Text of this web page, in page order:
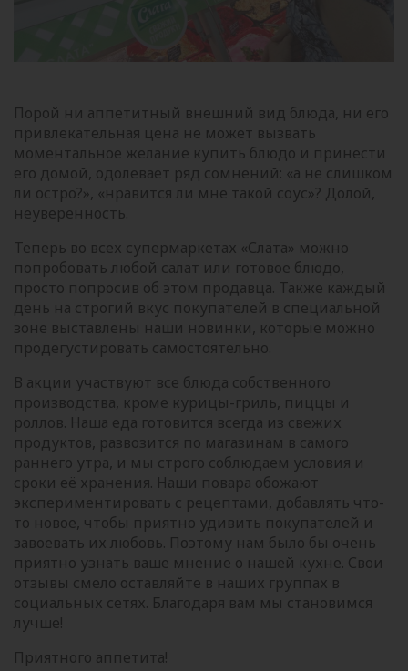
Порой ни аппетитный внешний вид блюда, ни его
привлекательная цена не может вызвать
моментальное желание купить блюдо и принести
его домой, одолевает ряд сомнений: «а не слишком
ли остро?», «нравится ли мне такой соус»? Долой,
неуверенность.
Теперь во всех супермаркетах «Слата» можно
попробовать любой салат или готовое блюдо,
просто попросив об этом продавца. Также каждый
день на строгий вкус покупателей в специальной
зоне выставлены наши новинки, которые можно
продегустировать самостоятельно.
В акции участвуют все блюда собственного
производства, кроме курицы-гриль, пиццы и
роллов. Наша еда готовится всегда из свежих
продуктов, развозится по магазинам в самого
раннего утра, и мы строго соблюдаем условия и
сроки её хранения. Наши повара обожают
экспериментировать с рецептами, добавлять что-
то новое, чтобы приятно удивить покупателей и
завоевать их любовь. Поэтому нам было бы очень
приятно узнать ваше мнение о нашей кухне. Свои
отзывы смело оставляйте в наших группах в
социальных сетях. Благодаря вам мы становимся
лучше!
Приятного аппетита!